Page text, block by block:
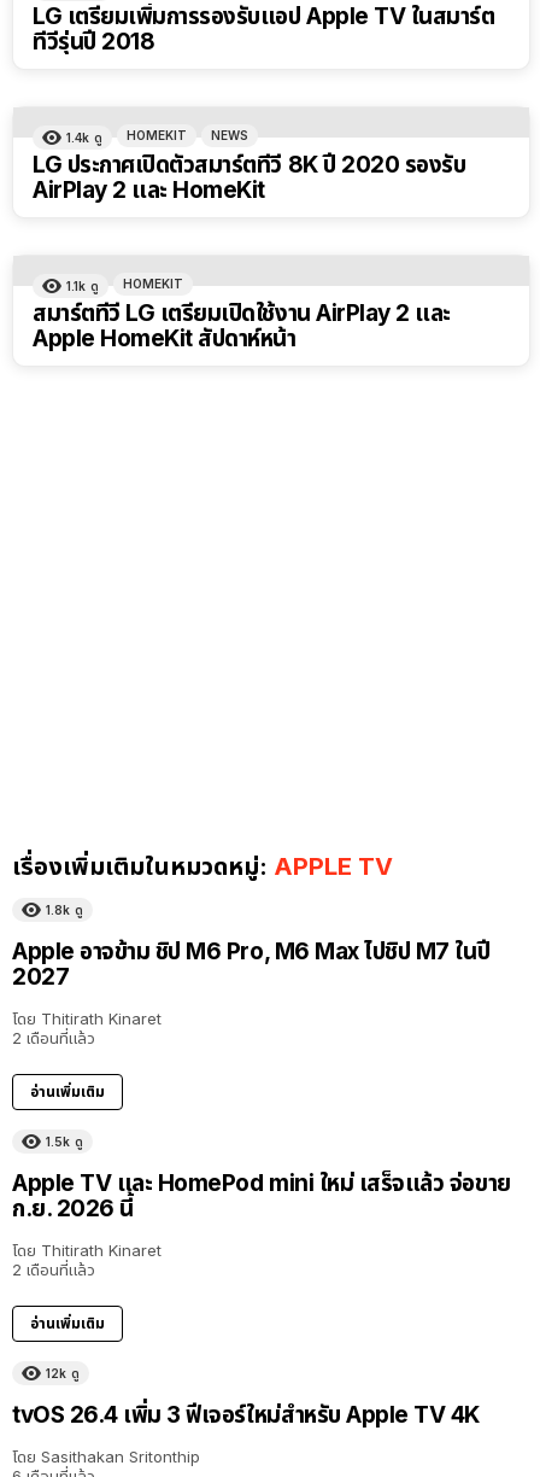
LG เตรียมเพิ่มการรองรับแอป Apple TV ในสมาร์ต
ทีวีรุ่นปี 2018
1.4k ดู HOMEKIT NEWS
LG ประกาศเปิดตัวสมาร์ตทีวี 8K ปี 2020 รองรับ
AirPlay 2 และ HomeKit
1.1k ดู HOMEKIT
สมาร์ตทีวี LG เตรียมเปิดใช้งาน AirPlay 2 และ
Apple HomeKit สัปดาห์หน้า
เรื่องเพิ่มเติมในหมวดหมู่: APPLE TV
1.8k ดู
Apple อาจข้าม ชิป M6 Pro, M6 Max ไปชิป M7 ในปี
2027
โดย Thitirath Kinaret
2 เดือนที่แล้ว
อ่านเพิ่มเติม
1.5k ดู
Apple TV และ HomePod mini ใหม่ เสร็จแล้ว จ่อขาย
ก.ย. 2026 นี้
โดย Thitirath Kinaret
2 เดือนที่แล้ว
อ่านเพิ่มเติม
12k ดู
tvOS 26.4 เพิ่ม 3 ฟีเจอร์ใหม่สำหรับ Apple TV 4K
โดย Sasithakan Sritonthip